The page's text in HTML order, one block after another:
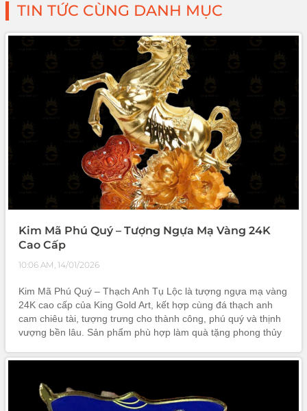
TIN TỨC CÙNG DANH MỤC
Kim Mã Phú Quý – Tượng Ngựa Mạ Vàng 24K
Cao Cấp
10:06 AM, 14/01/2026
Kim Mã Phú Quý – Thạch Anh Tụ Lộc là tượng ngựa mạ vàng
24K cao cấp của King Gold Art, kết hợp cùng đá thạch anh
cam chiêu tài, tượng trưng cho thành công, phú quý và thịnh
vượng bền lâu. Sản phẩm phù hợp làm quà tặng phong thủy
các dịp khai trương, ký kết, tri ân, thăng chức.